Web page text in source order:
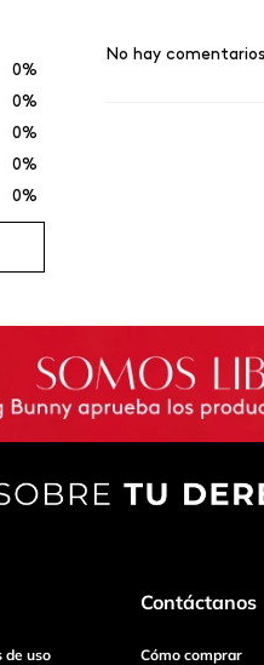
0%
0%
0%
0%
0%
No hay
de uso
Contáctanos
Cómo comprar